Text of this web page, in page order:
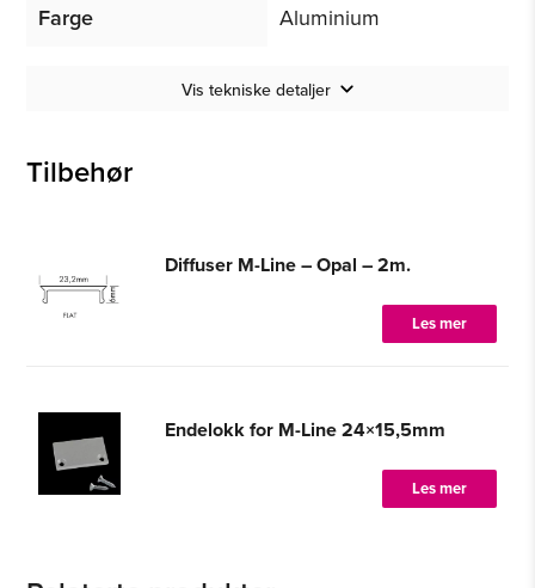
Farge
Aluminium
Vis tekniske detaljer
Tilbehør
Diffuser M-Line – Opal – 2m.
Les mer
Endelokk for M-Line 24×15,5mm
Les mer